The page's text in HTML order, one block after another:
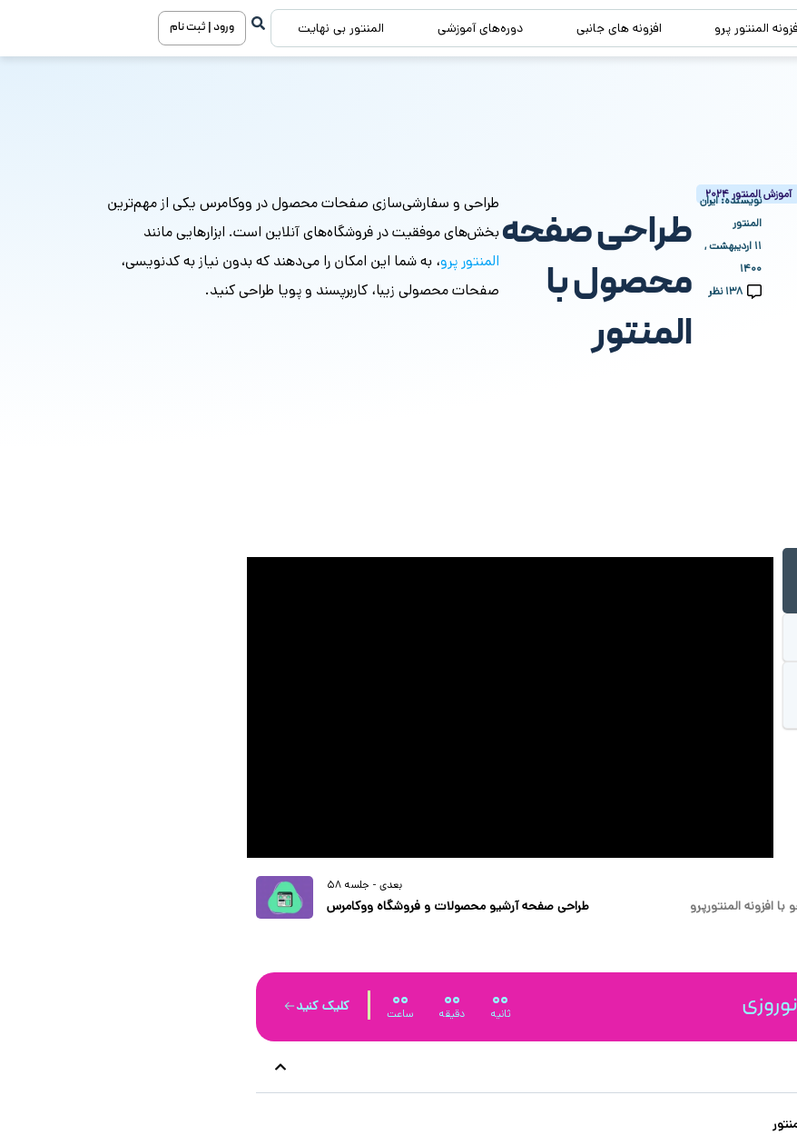
المنتور پرو افزونه های جانبی دوره‌های آموزشی المنتور بی نهایت ورود | ثبت نام
آموزش المنتور 2024
نویسنده:ایران
المنتور
۱۱ اردیبهشت ,
۱۴۰۰
138 نظر
طراحی صفحه
محصول با
المنتور
طراحی و سفارشی‌سازی صفحات محصول در ووکامرس یکی از مهم‌ترین
بخش‌های موفقیت در فروشگاه‌های آنلاین است. ابزارهایی مانند
المنتور پرو، به شما این امکان را می‌دهند که بدون نیاز به کدنویسی،
صفحات محصولی زیبا، کاربرپسند و پویا طراحی کنید.
افزونه المنتورپرو
بعدی - جلسه 58
طراحی صفحه آرشیو محصولات و فروشگاه ووکامرس
00
ساعت‌
00
دقیقه
00
ثانیه کلیک کنید